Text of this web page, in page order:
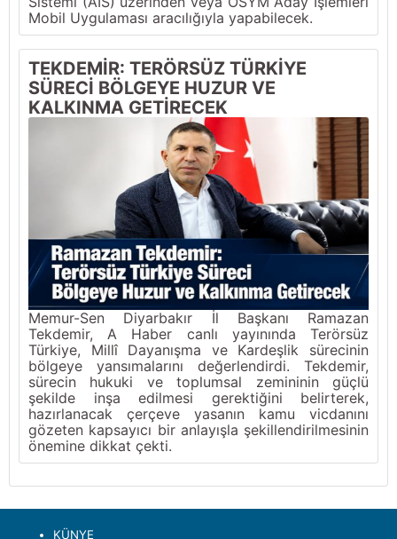
Mobil Uygulaması aracılığıyla yapabilecek.
TEKDEMİR: TERÖRSÜZ TÜRKİYE
SÜRECİ BÖLGEYE HUZUR VE
KALKINMA GETİRECEK
Memur-Sen Diyarbakır İl Başkanı Ramazan
Tekdemir, A Haber canlı yayınında Terörsüz
Türkiye, Millî Dayanışma ve Kardeşlik sürecinin
bölgeye yansımalarını değerlendirdi. Tekdemir,
sürecin hukuki ve toplumsal zemininin güçlü
şekilde inşa edilmesi gerektiğini belirterek,
hazırlanacak çerçeve yasanın kamu vicdanını
gözeten kapsayıcı bir anlayışla şekillendirilmesinin
önemine dikkat çekti.
KÜNYE